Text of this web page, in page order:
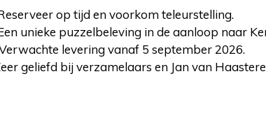
op tijd en voorkom teleurstelling.
unieke puzzelbeleving in de aanloop naar
levering vanaf 5 september 2026.
geliefd bij verzamelaars en Jan van